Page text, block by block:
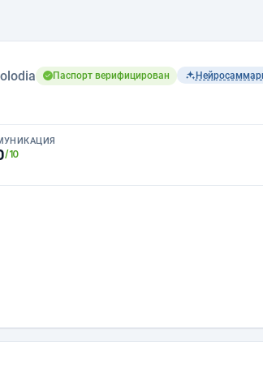
Паспорт верифицирован
/10